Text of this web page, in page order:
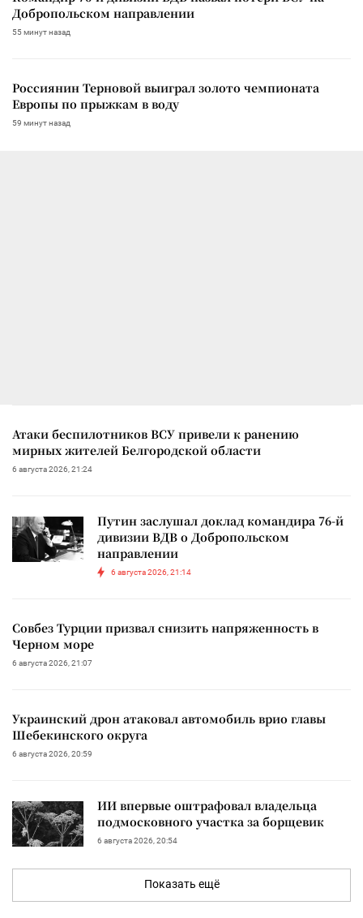
Добропольском направлении
55 минут назад
Россиянин Терновой выиграл золото чемпионата
Европы по прыжкам в воду
59 минут назад
Атаки беспилотников ВСУ привели к ранению
мирных жителей Белгородской области
6 августа 2026, 21:24
Путин заслушал доклад командира 76-й
дивизии ВДВ о Добропольском
направлении
6 августа 2026, 21:14
Совбез Турции призвал снизить напряженность в
Черном море
6 августа 2026, 21:07
Украинский дрон атаковал автомобиль врио главы
Шебекинского округа
6 августа 2026, 20:59
ИИ впервые оштрафовал владельца
подмосковного участка за борщевик
6 августа 2026, 20:54
Показать ещё